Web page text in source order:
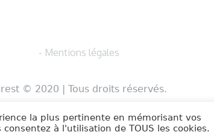
- Mentions légales
© 2020 | Tous droits réservés.
la plus pertinente en mémorisant vos
à l'utilisation de TOUS les cookies.